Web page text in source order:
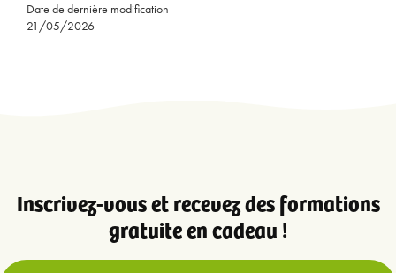
Date de dernière modification
21/05/2026
Inscrivez-vous et recevez des formations
gratuite en cadeau !